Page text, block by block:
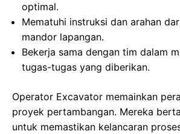
optimal.
Mematuhi instruksi dan arahan
mandor lapangan.
Bekerja sama dengan tim dalam
tugas-tugas yang diberikan.
Operator Excavator memainkan
proyek pertambangan. Mereka
untuk memastikan kelancaran